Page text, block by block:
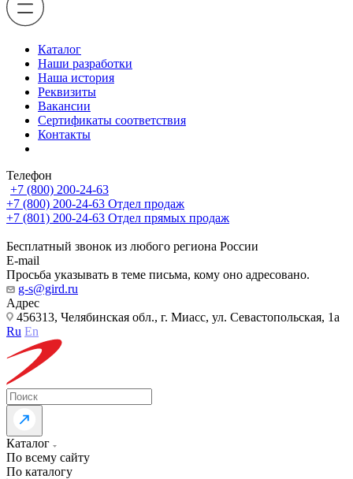
Каталог
Наши разработки
Наша история
Реквизиты
Вакансии
Сертификаты соответствия
Контакты
Телефон
+7 (800) 200-24-63
+7 (800) 200-24-63 Отдел продаж
+7 (801) 200-24-63 Отдел прямых продаж
Бесплатный звонок из любого региона России
E-mail
Просьба указывать в теме письма, кому оно адресовано.
g-s@gird.ru
Адрес
456313, Челябинская обл., г. Миасс, ул. Севастопольская, 1а
Ru En
Каталог
По всему сайту
По каталогу